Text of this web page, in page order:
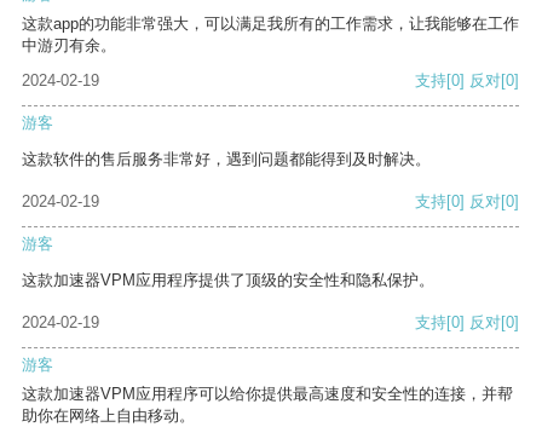
这款app的功能非常强大，可以满足我所有的工作需求，让我能够在工作
中游刃有余。
2024-02-19
支持[0] 反对[0]
游客
这款软件的售后服务非常好，遇到问题都能得到及时解决。
2024-02-19 支持[0] 反对[0]
游客
这款加速器VPM应用程序提供了顶级的安全性和隐私保护。
2024-02-19 支持[0] 反对[0]
游客
这款加速器VPM应用程序可以给你提供最高速度和安全性的连接，并帮
助你在网络上自由移动。